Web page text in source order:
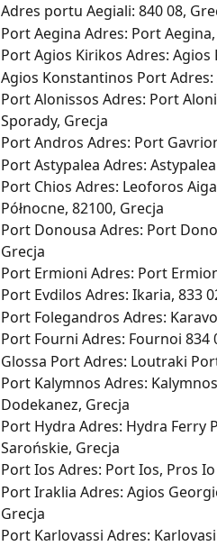
Adres portu Aegiali: 840 08,
Port Aegina Adres: Port
Port Agios Kirikos Adres: Agios
Agios Konstantinos Port
Port Alonissos Adres: Port
Sporady, Grecja
Port Andros Adres: Port
Port Astypalea Adres:
Port Chios Adres: Leoforos
Północne, 82100, Grecja
Port Donousa Adres: Port
Grecja
Port Ermioni Adres: Port
Port Evdilos Adres: Ikaria, 833
Port Folegandros Adres:
Port Fourni Adres: Fournoi 834
Glossa Port Adres: Loutraki
Port Kalymnos Adres:
Dodekanez, Grecja
Port Hydra Adres: Hydra Ferry
Sarońskie, Grecja
Port Ios Adres: Port Ios, Pros
Port Iraklia Adres: Agios
Grecja
Port Karlovassi Adres: